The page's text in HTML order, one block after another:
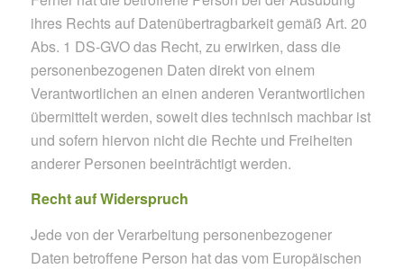
ihres Rechts auf Datenübertragbarkeit gemäß Art. 20
Abs. 1 DS-GVO das Recht, zu erwirken, dass die
personenbezogenen Daten direkt von einem
Verantwortlichen an einen anderen Verantwortlichen
übermittelt werden, soweit dies technisch machbar ist
und sofern hiervon nicht die Rechte und Freiheiten
anderer Personen beeinträchtigt werden.
Recht auf Widerspruch
Jede von der Verarbeitung personenbezogener
Daten betroffene Person hat das vom Europäischen